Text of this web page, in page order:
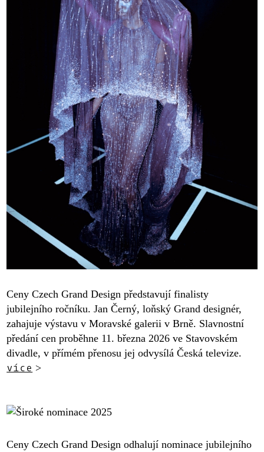
Ceny Czech Grand Design představují finalisty
jubilejního ročníku. Jan Černý, loňský Grand designér,
zahajuje výstavu v Moravské galerii v Brně. Slavnostní
předání cen proběhne 11. března 2026 ve Stavovském
divadle, v přímém přenosu jej odvysílá Česká televize.
více >
Ceny Czech Grand Design odhalují nominace jubilejního